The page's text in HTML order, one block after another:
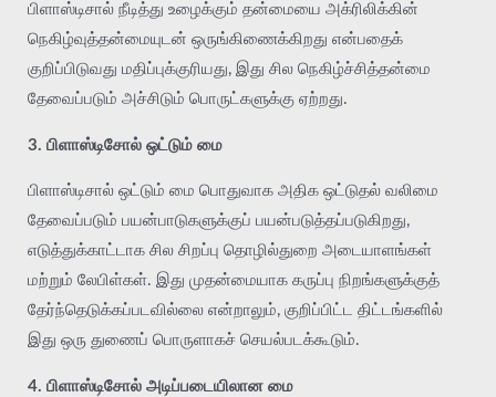
பிளாஸ்டிசால் நீடித்து உழைக்கும் தன்மையை அக்ரிலிக்கின்
நெகிழ்வுத்தன்மையுடன் ஒருங்கிணைக்கிறது என்பதைக்
குறிப்பிடுவது மதிப்புக்குரியது, இது சில நெகிழ்ச்சித்தன்மை
தேவைப்படும் அச்சிடும் பொருட்களுக்கு ஏற்றது.
3. பிளாஸ்டிசோல் ஒட்டும் மை
பிளாஸ்டிசால் ஒட்டும் மை பொதுவாக அதிக ஒட்டுதல் வலிமை
தேவைப்படும் பயன்பாடுகளுக்குப் பயன்படுத்தப்படுகிறது,
எடுத்துக்காட்டாக சில சிறப்பு தொழில்துறை அடையாளங்கள்
மற்றும் லேபிள்கள். இது முதன்மையாக கருப்பு நிறங்களுக்குத்
தேர்ந்தெடுக்கப்படவில்லை என்றாலும், குறிப்பிட்ட திட்டங்களில்
இது ஒரு துணைப் பொருளாகச் செயல்படக்கூடும்.
4. பிளாஸ்டிசோல் அடிப்படையிலான மை